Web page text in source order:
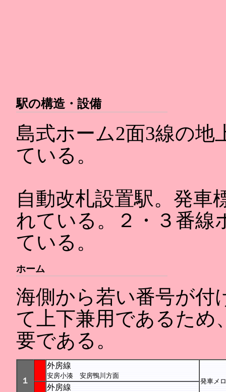
駅の構造・設備
島式ホーム2面3線の地
ている。
自動改札設置駅。発車
れている。２・３番線
ている。
ホーム
海側から若い番号が付
て上下兼用であるため
要である。
１
外房線
安房小湊 安房鴨川方面
発車メ
外房線